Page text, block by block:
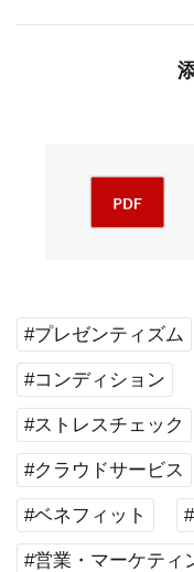
#プレゼンティズム
#コンディション
#ストレスチェック
#クラウドサービス
#ベネフィット
#営業・マーケティ